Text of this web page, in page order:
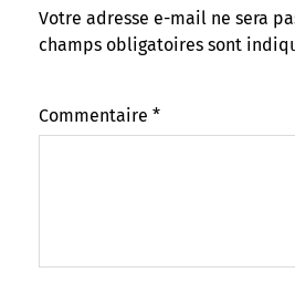
Votre adresse e-mail ne sera
champs obligatoires sont
Commentaire *